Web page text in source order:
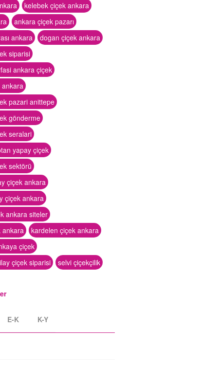
kelebek çiçek ankara
ankara çiçek pazarı
ankara
dogan çiçek ankara
siparisi
ankara çiçek
ankara
pazari anittepe
gönderme
seralari
yapay çiçek
sektörü
çiçek ankara
çiçek ankara
ankara siteler
ankara
kardelen çiçek ankara
çiçek
çiçek siparisi
selvi çiçekçilik
E-K K-Y